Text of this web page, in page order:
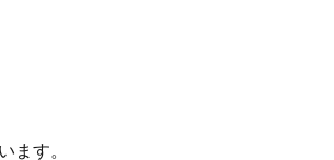
ます。